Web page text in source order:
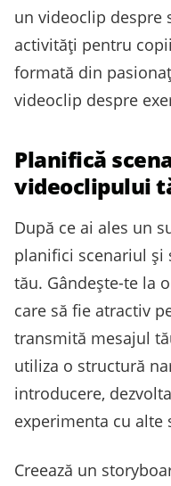
un videoclip despre
activități pentru
formată din
videoclip despre
Planifică
videoclipului
După ce ai ales un
planifici scenariul
tău. Gândește-te la
care să fie atractiv
transmită mesajul
utiliza o structură
introducere,
experimenta cu alte
Creează un